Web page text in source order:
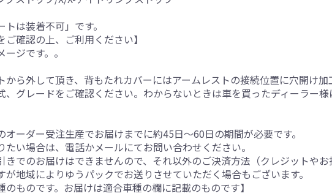
は装着不可」です。
ご確認の上、ご利用ください】
ジです。。
から外して頂き、背もたれカバーにはアームレストの接続位置に穴開け
グレードをご確認ください。わからないときは車を買ったディーラー
ーダー受注生産でお届けまでに約45日～60日の期間が必要です。
い場合は、電話かメールにてお問い合わせください。
きでのお届けはできませんので、それ以外のご決済方法（クレジットや
が地域によりゆうパックでお送りさせていただく場合もございます。
のものです。お届けは適合車種の欄に記載のものです】